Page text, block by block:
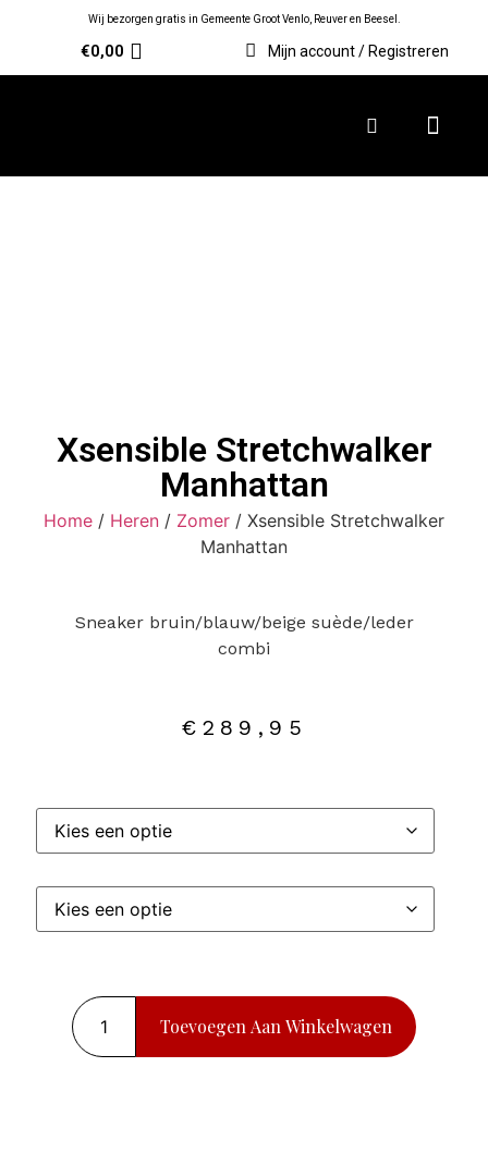
Wij bezorgen gratis in Gemeente Groot Venlo, Reuver en Beesel.
€0,00 Mijn account / Registreren
Xsensible Stretchwalker
Manhattan
Home / Heren / Zomer / Xsensible Stretchwalker
Manhattan
Sneaker bruin/blauw/beige suède/leder
combi
€ 289,95
Toevoegen Aan Winkelwagen